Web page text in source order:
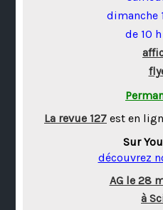
dimanche
de 10
La revue 127 est en
Sur
découvrez
AG le 28
à